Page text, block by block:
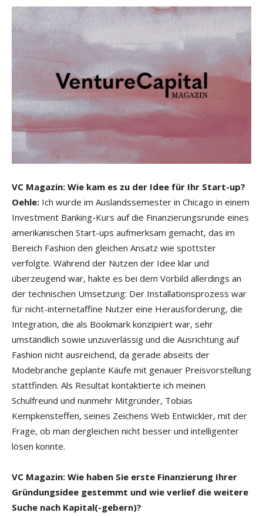
VC Magazin: Wie kam es zu der Idee für Ihr Start-up?
Oehle: Ich wurde im Auslandssemester in Chicago in einem
Investment Banking-Kurs auf die Finanzierungsrunde eines
amerikanischen Start-ups aufmerksam gemacht, das im
Bereich Fashion den gleichen Ansatz wie spottster
verfolgte. Während der Nutzen der Idee klar und
überzeugend war, hakte es bei dem Vorbild allerdings an
der technischen Umsetzung: Der Installationsprozess war
für nicht-internetaffine Nutzer eine Herausforderung, die
Integration, die als Bookmark konzipiert war, sehr
umständlich sowie unzuverlässig und die Ausrichtung auf
Fashion nicht ausreichend, da gerade abseits der
Modebranche geplante Käufe mit genauer Preisvorstellung
stattfinden. Als Resultat kontaktierte ich meinen
Schulfreund und nunmehr Mitgründer, Tobias
Kempkensteffen, seines Zeichens Web Entwickler, mit der
Frage, ob man dergleichen nicht besser und intelligenter
lösen konnte.
VC Magazin: Wie haben Sie erste Finanzierung Ihrer
Gründungsidee gestemmt und wie verlief die weitere
Suche nach Kapital(-gebern)?